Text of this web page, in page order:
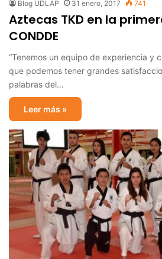
Blog UDLAP 31 enero, 2017 741
Aztecas TKD en la
CONDDE
“Tenemos un equipo de experiencia y
que podemos tener grandes
palabras del…
Leer más »